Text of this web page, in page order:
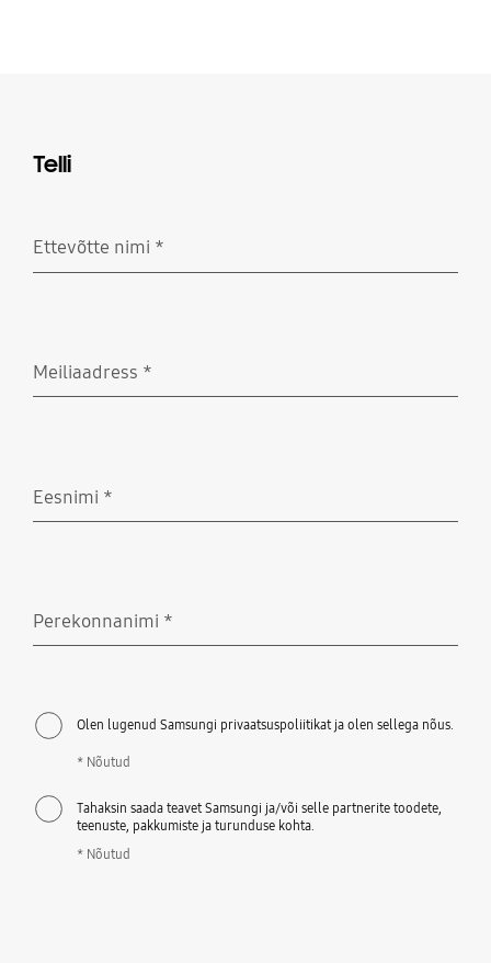
Telli
Ettevõtte nimi *
Meiliaadress *
Eesnimi *
Perekonnanimi *
Olen lugenud Samsungi privaatsuspoliitikat ja olen sellega nõus.
* Nõutud
Tahaksin saada teavet Samsungi ja/või selle partnerite toodete,
teenuste, pakkumiste ja turunduse kohta.
* Nõutud